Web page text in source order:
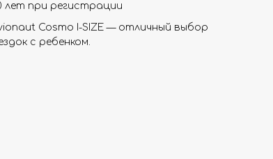
лет при регистрации
Cosmo I-SIZE — отличный выбор
с ребенком.